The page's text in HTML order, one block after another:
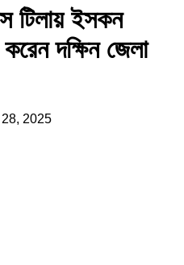
টিলায় ইসকন
দক্ষিন জেলা
2025